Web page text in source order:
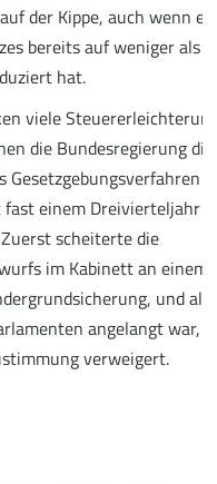
der Kippe, auch wenn
bereits auf weniger als
hat.
viele
die Bundesregierung die
einem Dreivierteljahr
scheiterte die
im Kabinett an einem
und als
angelangt war,
verweigert.